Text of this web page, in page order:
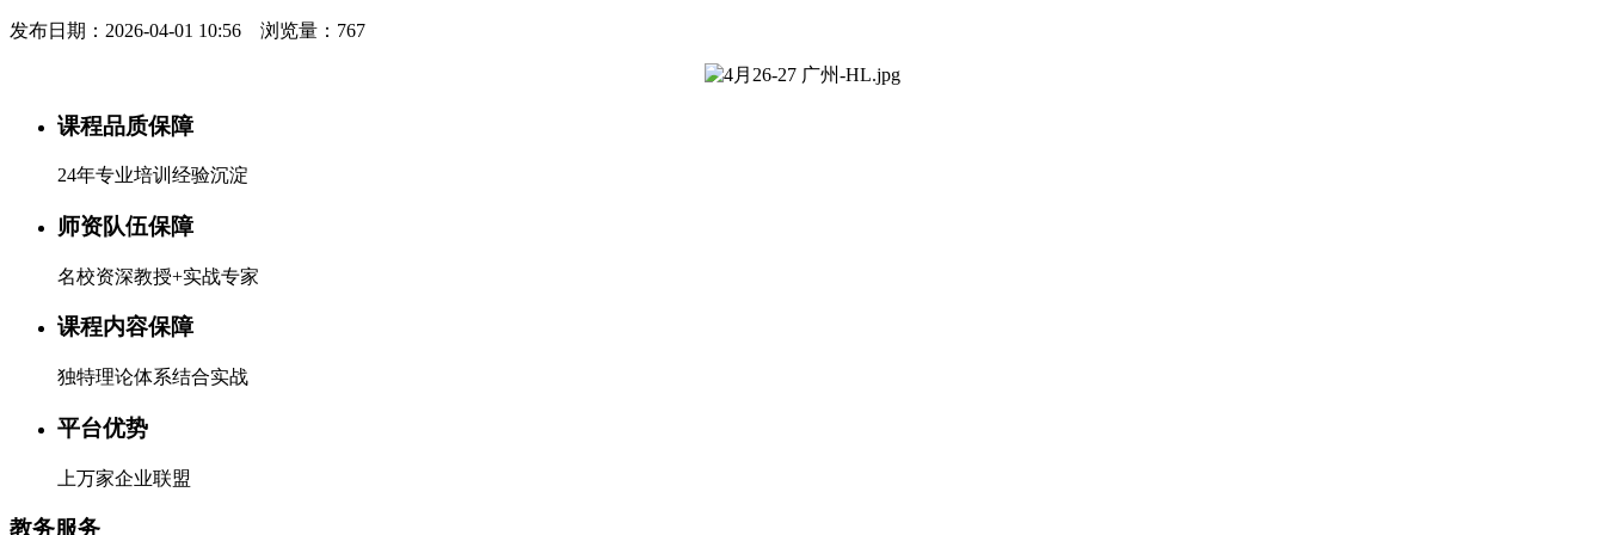
发布日期：2026-04-01 10:56 浏览量：767
课程品质保障
24年专业培训经验沉淀
师资队伍保障
名校资深教授+实战专家
课程内容保障
独特理论体系结合实战
平台优势
上万家企业联盟
教务服务